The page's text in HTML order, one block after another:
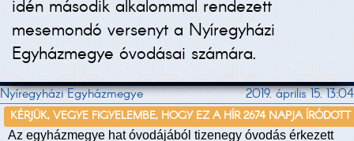
idén második alkalommal rendezett
mesemondó versenyt a Nyíregyházi
Egyházmegye óvodásai számára.
Nyíregyházi Egyházmegye 2019. április 15. 13:04
KÉRJÜK, VEGYE FIGYELEMBE, HOGY EZ A HÍR 2674 NAPJA ÍRÓDOTT
Az egyházmegye hat óvodájából tizenegy óvodás érkezett